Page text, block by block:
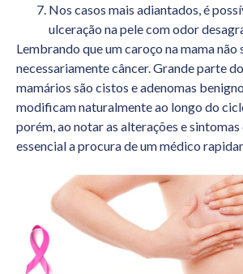
Nos casos mais adiantados, é
ulceração na pele com odor
Lembrando que um caroço na mama não
necessariamente câncer. Grande parte
mamários são cistos e adenomas
modificam naturalmente ao longo do
porém, ao notar as alterações e
essencial a procura de um médico